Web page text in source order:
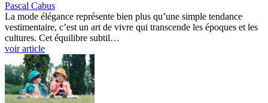
Pascal Cabus
La mode élégance représente bien plus qu’une simple tendance
vestimentaire, c’est un art de vivre qui transcende les époques et les
cultures. Cet équilibre subtil…
voir article